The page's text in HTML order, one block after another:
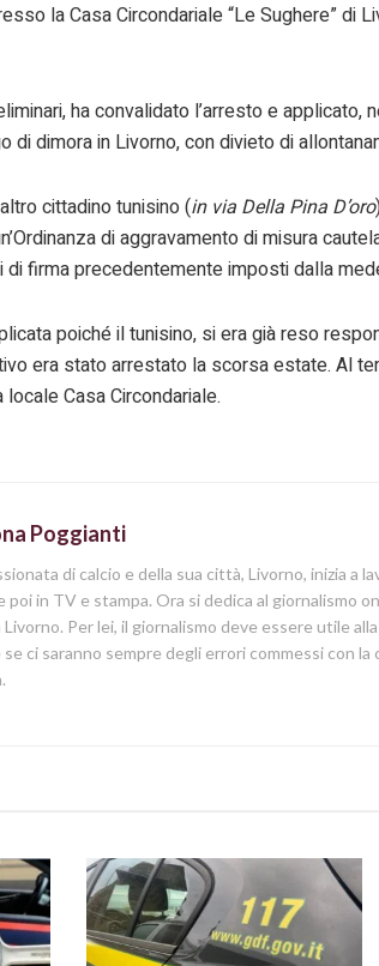
la Casa Circondariale “Le Sughere” di
ha convalidato l’arresto e applicato,
di dimora in Livorno, con divieto di
cittadino tunisino (in via Della Pina D’oro
di aggravamento di misura
firma precedentemente imposti dalla
poiché il tunisino, si era già reso
era stato arrestato la scorsa estate. Al
Casa Circondariale.
Poggianti
di calcio e della sua città, Livorno, inizia a
poi in TV e stampa. Ora si dedica al giornalismo
Livorno. Per lei, il giornalismo deve essere utile
se ci saranno sempre degli errori commessi con